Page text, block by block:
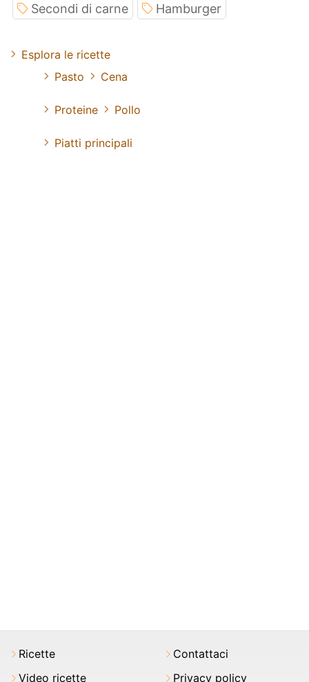
Secondi di carne Hamburger
Esplora le ricette
Pasto
Cena
Proteine Pollo
Piatti principali
Ricette
Video ricette
Contattaci
Privacy policy